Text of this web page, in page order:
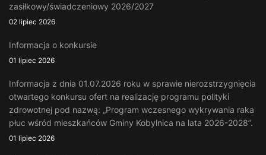
zasiłkowy/świadczeniowy 2026/2027
02 lipiec 2026
Informacja o konkursie
01 lipiec 2026
Informacja z dnia 01.07.2026 roku w sprawie nierozstrzygnięcia
otwartego konkursu ofert na realizację programu polityki
zdrowotnej pod nazwą: „Program wczesnego wykrywania raka
płuc wśród mieszkańców Gminy Kobylnica na lata 2026-2028”.
01 lipiec 2026